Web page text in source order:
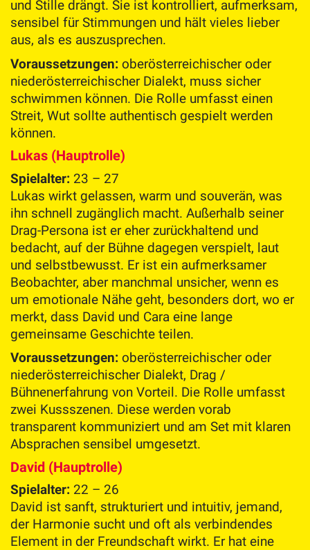
und Stille drängt. Sie ist kontrolliert, aufmerksam,
sensibel für Stimmungen und hält vieles lieber
aus, als es auszusprechen.
Voraussetzungen: oberösterreichischer oder
niederösterreichischer Dialekt, muss sicher
schwimmen können. Die Rolle umfasst einen
Streit, Wut sollte authentisch gespielt werden
können.
Lukas (Hauptrolle)
Spielalter: 23 – 27
Lukas wirkt gelassen, warm und souverän, was
ihn schnell zugänglich macht. Außerhalb seiner
Drag-Persona ist er eher zurückhaltend und
bedacht, auf der Bühne dagegen verspielt, laut
und selbstbewusst. Er ist ein aufmerksamer
Beobachter, aber manchmal unsicher, wenn es
um emotionale Nähe geht, besonders dort, wo er
merkt, dass David und Cara eine lange
gemeinsame Geschichte teilen.
Voraussetzungen: oberösterreichischer oder
niederösterreichischer Dialekt, Drag /
Bühnenerfahrung von Vorteil. Die Rolle umfasst
zwei Kussszenen. Diese werden vorab
transparent kommuniziert und am Set mit klaren
Absprachen sensibel umgesetzt.
David (Hauptrolle)
Spielalter: 22 – 26
David ist sanft, strukturiert und intuitiv, jemand,
der Harmonie sucht und oft als verbindendes
Element in der Freundschaft wirkt. Er hat eine